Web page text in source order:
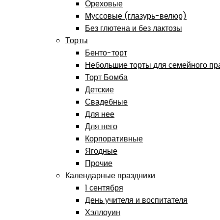
Ореховые
Муссовые (глазурь-велюр)
Без глютена и без лактозы
Торты
Бенто-торт
Небольшие торты для семейного
Торт Бомба
Детские
Свадебные
Для нее
Для него
Корпоративные
Ягодные
Прочие
Календарные праздники
1 сентября
День учителя и воспитателя
Хэллоуин